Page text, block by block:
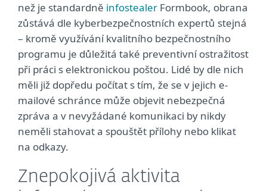
než je standardně infostealer Formbook, obrana
zůstává dle kyberbezpečnostních expertů stejná
– kromě využívání kvalitního bezpečnostního
programu je důležitá také preventivní ostražitost
při práci s elektronickou poštou. Lidé by dle nich
měli již dopředu počítat s tím, že se v jejich e-
mailové schránce může objevit nebezpečná
zpráva a v nevyžádané komunikaci by nikdy
neměli stahovat a spouštět přílohy nebo klikat
na odkazy.
Znepokojivá aktivita